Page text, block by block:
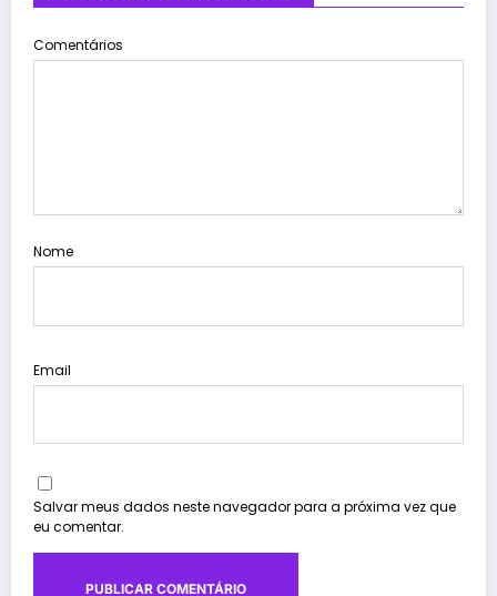
Comentários
Nome
Email
Salvar meus dados neste navegador para a próxima vez que
eu comentar.